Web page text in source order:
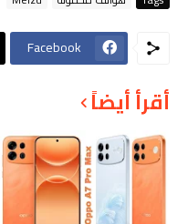
Facebook
أقرأ أيضاً